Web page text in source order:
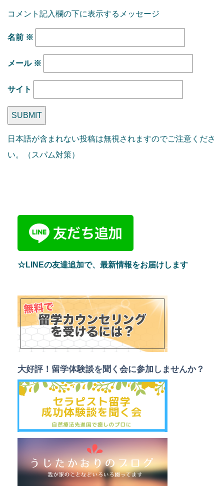
コメント記入欄の下に表示するメッセージ
名前 ※
メール ※
サイト
日本語が含まれない投稿は無視されますのでご注意くださ
い。（スパム対策）
☆LINEの友達追加で、最新情報をお届けします
大好評！留学体験談を聞く会に参加しませんか？